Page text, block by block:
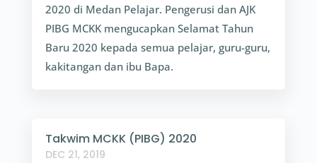
2020 di Medan Pelajar. Pengerusi dan AJK
PIBG MCKK mengucapkan Selamat Tahun
Baru 2020 kepada semua pelajar, guru-guru,
kakitangan dan ibu Bapa.
Takwim MCKK (PIBG) 2020
DEC 21, 2019